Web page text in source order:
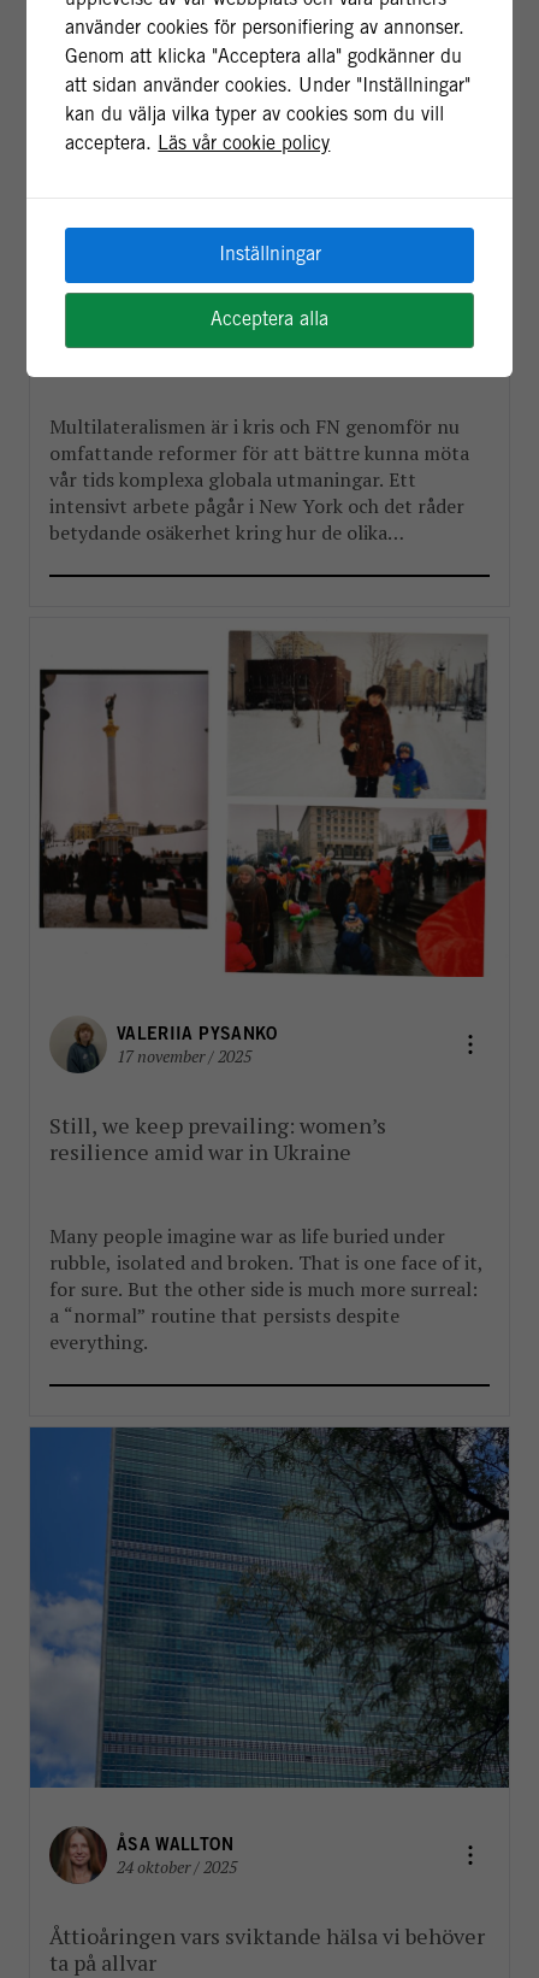
THERESIA THYLIN
Stärkta landchefer – en förutsättning för ett
mer effektivt FN
Multilateralismen är i kris och FN genomför nu
omfattande reformer för att bättre kunna möta
vår tids komplexa globala utmaningar. Ett
intensivt arbete pågår i New York och det råder
betydande osäkerhet kring hur de olika
välkommen del i reformarbetet är stärkandet av
VALERIIA PYSANKO
17 november / 2025
Still, we keep prevailing: women’s
resilience amid war in Ukraine
Many people imagine war as life buried under
rubble, isolated and broken. That is one face of it,
for sure. But the other side is much more surreal:
a “normal” routine that persists despite
everything.
ÅSA WALLTON
24 oktober / 2025
Åttioåringen vars sviktande hälsa vi behöver
ta på allvar
använder cookies för personifiering av annonser.
Genom att klicka "Acceptera alla" godkänner du
att sidan använder cookies. Under "Inställningar"
kan du välja vilka typer av cookies som du vill
acceptera. Läs vår cookie policy
Inställningar
Acceptera alla